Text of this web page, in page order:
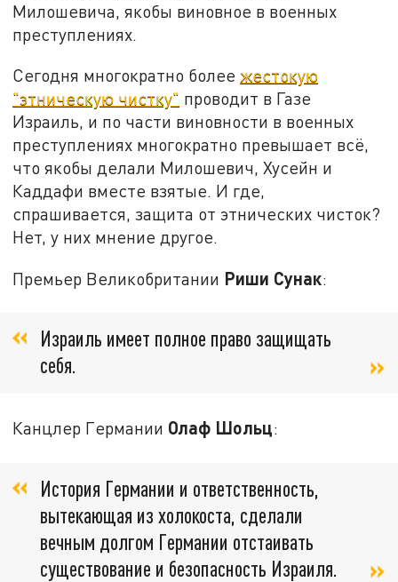
Милошевича, якобы виновное в военных
преступлениях.
Сегодня многократно более жестокую
"этническую чистку" проводит в Газе
Израиль, и по части виновности в военных
преступлениях многократно превышает всё,
что якобы делали Милошевич, Хусейн и
Каддафи вместе взятые. И где,
спрашивается, защита от этнических чисток?
Нет, у них мнение другое.
Премьер Великобритании Риши Сунак:
Израиль имеет полное право защищать
себя.
Канцлер Германии Олаф Шольц:
История Германии и ответственность,
вытекающая из холокоста, сделали
вечным долгом Германии отстаивать
существование и безопасность Израиля.